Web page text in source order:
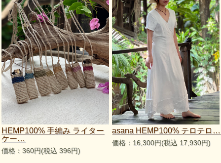
HEMP100% 手編み ライター
ケー…
価格：360円(税込 396円)
asana HEMP100% テロテロ…
価格：16,300円(税込 17,930円)